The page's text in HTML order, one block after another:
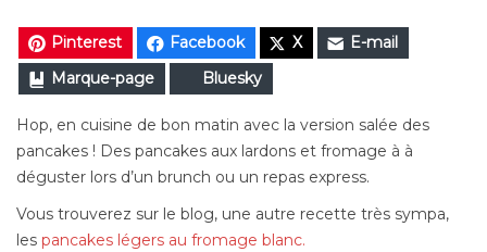
Pinterest Facebook X
E-mail
Marque-page
Bluesky
Hop, en cuisine de bon matin avec la version salée des
pancakes ! Des pancakes aux lardons et fromage à à
déguster lors d’un brunch ou un repas express.
Vous trouverez sur le blog, une autre recette très sympa,
les pancakes légers au fromage blanc.